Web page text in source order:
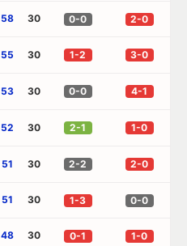
58 30 0-0 2-0
55 30 1-2 3-0
53 30 0-0 4-1
52 30 2-1 1-0
51 30 2-2 2-0
51 30 1-3 0-0
48 30 0-1 1-0